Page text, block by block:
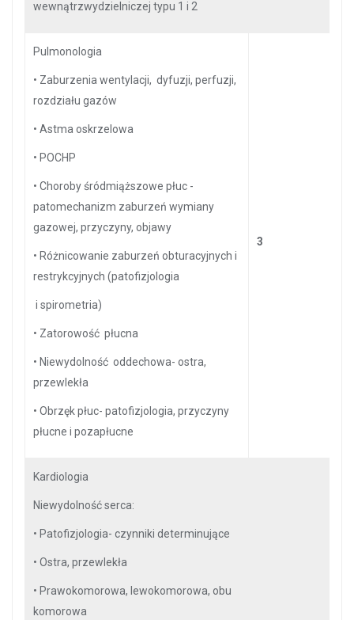
wewnątrzwydzielniczej typu 1 i 2
Pulmonologia
• Zaburzenia wentylacji, dyfuzji, perfuzji,
rozdziału gazów
• Astma oskrzelowa
• POCHP
• Choroby śródmiąższowe płuc -
patomechanizm zaburzeń wymiany
gazowej, przyczyny, objawy
• Różnicowanie zaburzeń obturacyjnych i
restrykcyjnych (patofizjologia
i spirometria)
• Zatorowość płucna
• Niewydolność oddechowa- ostra,
przewlekła
• Obrzęk płuc- patofizjologia, przyczyny
płucne i pozapłucne
3
Kardiologia
Niewydolność serca:
• Patofizjologia- czynniki determinujące
• Ostra, przewlekła
• Prawokomorowa, lewokomorowa, obu
komorowa